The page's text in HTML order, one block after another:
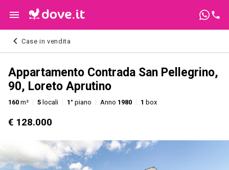
Case in vendita
Appartamento Contrada San Pellegrino,
90, Loreto Aprutino
160 m² 5 locali 1° piano Anno 1980 1 box
€ 128.000